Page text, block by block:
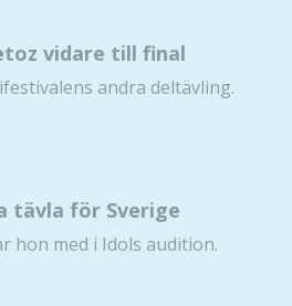
vidare till final
andra deltävling.
tävla för Sverige
hon med i Idols audition.